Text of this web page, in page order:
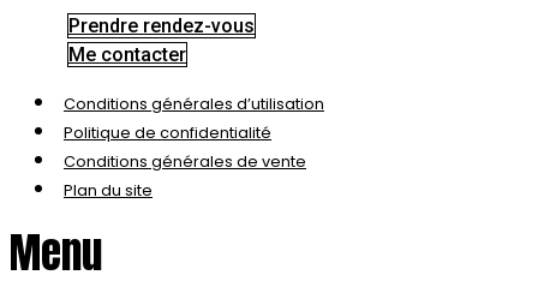
Prendre rendez-vous
Me contacter
Conditions générales d’utilisation
Politique de confidentialité
Conditions générales de vente
Plan du site
Menu